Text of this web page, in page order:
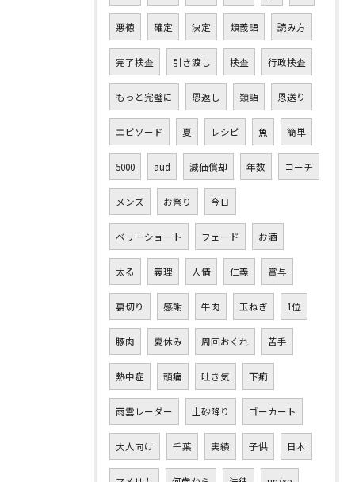
悪徳 確定 決定 類義語 読み方
完了検査 引き渡し 検査 行政検査
もっと完璧に 恩返し 類語 恩送り
エピソード 夏 レシピ 魚 簡単
5000 aud 減価償却 年数 コーチ
メンズ お祭り 今日
ベリーショート フェード お酒
太る 義理 人情 仁義 賞与
裏切り 感謝 牛肉 玉ねぎ 1位
豚肉 夏休み 周回おくれ 苦手
熱中症 頭痛 吐き気 下痢
雨雲レーダー 土砂降り ゴーカート
大人向け 千葉 実績 子供 日本